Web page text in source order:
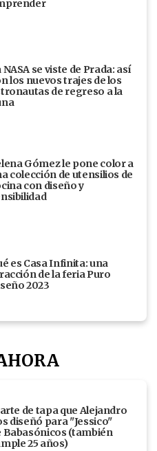
NASA se viste de Prada: así
los nuevos trajes de los
de regreso a la
Gómez le pone color a
colección de utensilios de
con diseño y
es Casa Infinita: una
de la feria Puro
2023
arte de tapa que Alejandro
diseñó para "Jessico"
Babasónicos (también
25 años)